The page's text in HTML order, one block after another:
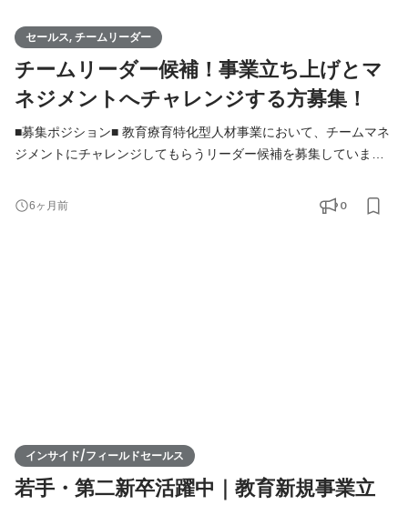
セールス, チームリーダー
チームリーダー候補！事業立ち上げとマ
ネジメントへチャレンジする方募集！
■募集ポジション■ 教育療育特化型人材事業において、チームマネ
ジメントにチャレンジしてもらうリーダー候補を募集していま
多くなく、一方でキャリアで困っている求職者様や、採用に困っ
ている事業者様は多く存在します。この間に入りサービスをご提
6ヶ月前 0
インサイド/フィールドセールス
若手・第二新卒活躍中｜教育新規事業立